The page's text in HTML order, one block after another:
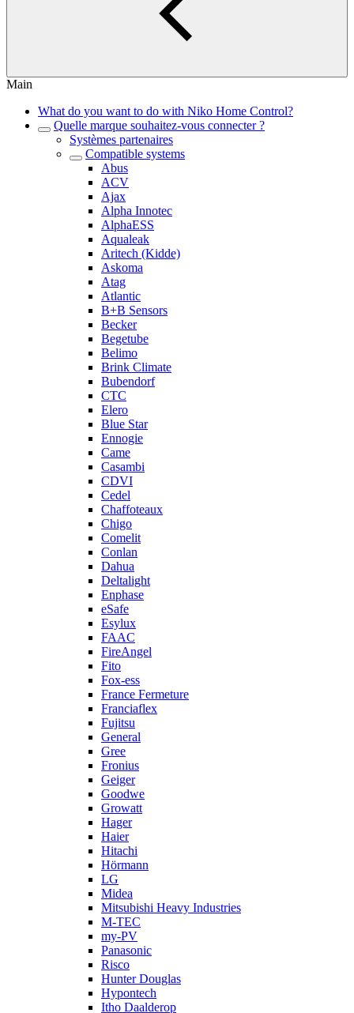
Main
What do you want to do with Niko Home Control?
Quelle marque souhaitez-vous connecter ?
Systèmes partenaires
Compatible systems
Abus
ACV
Ajax
Alpha Innotec
AlphaESS
Aqualeak
Aritech (Kidde)
Askoma
Atag
Atlantic
B+B Sensors
Becker
Begetube
Belimo
Brink Climate
Bubendorf
CTC
Elero
Blue Star
Ennogie
Came
Casambi
CDVI
Cedel
Chaffoteaux
Chigo
Comelit
Conlan
Dahua
Deltalight
Enphase
eSafe
Esylux
FAAC
FireAngel
Fito
Fox-ess
France Fermeture
Franciaflex
Fujitsu
General
Gree
Fronius
Geiger
Goodwe
Growatt
Hager
Haier
Hitachi
Hörmann
LG
Midea
Mitsubishi Heavy Industries
M-TEC
my-PV
Panasonic
Risco
Hunter Douglas
Hypontech
Itho Daalderop